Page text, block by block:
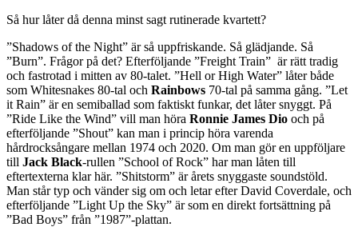
Så hur låter då denna minst sagt rutinerade kvartett?
”Shadows of the Night” är så uppfriskande. Så glädjande. Så
”Burn”. Frågor på det? Efterföljande ”Freight Train” är rätt tradig
och fastrotad i mitten av 80-talet. ”Hell or High Water” låter både
som Whitesnakes 80-tal och Rainbows 70-tal på samma gång. ”Let
it Rain” är en semiballad som faktiskt funkar, det låter snyggt. På
”Ride Like the Wind” vill man höra Ronnie James Dio och på
efterföljande ”Shout” kan man i princip höra varenda
hårdrocksångare mellan 1974 och 2020. Om man gör en uppföljare
till Jack Black-rullen ”School of Rock” har man låten till
eftertexterna klar här. ”Shitstorm” är årets snyggaste soundstöld.
Man står typ och vänder sig om och letar efter David Coverdale, och
efterföljande ”Light Up the Sky” är som en direkt fortsättning på
”Bad Boys” från ”1987”-plattan.